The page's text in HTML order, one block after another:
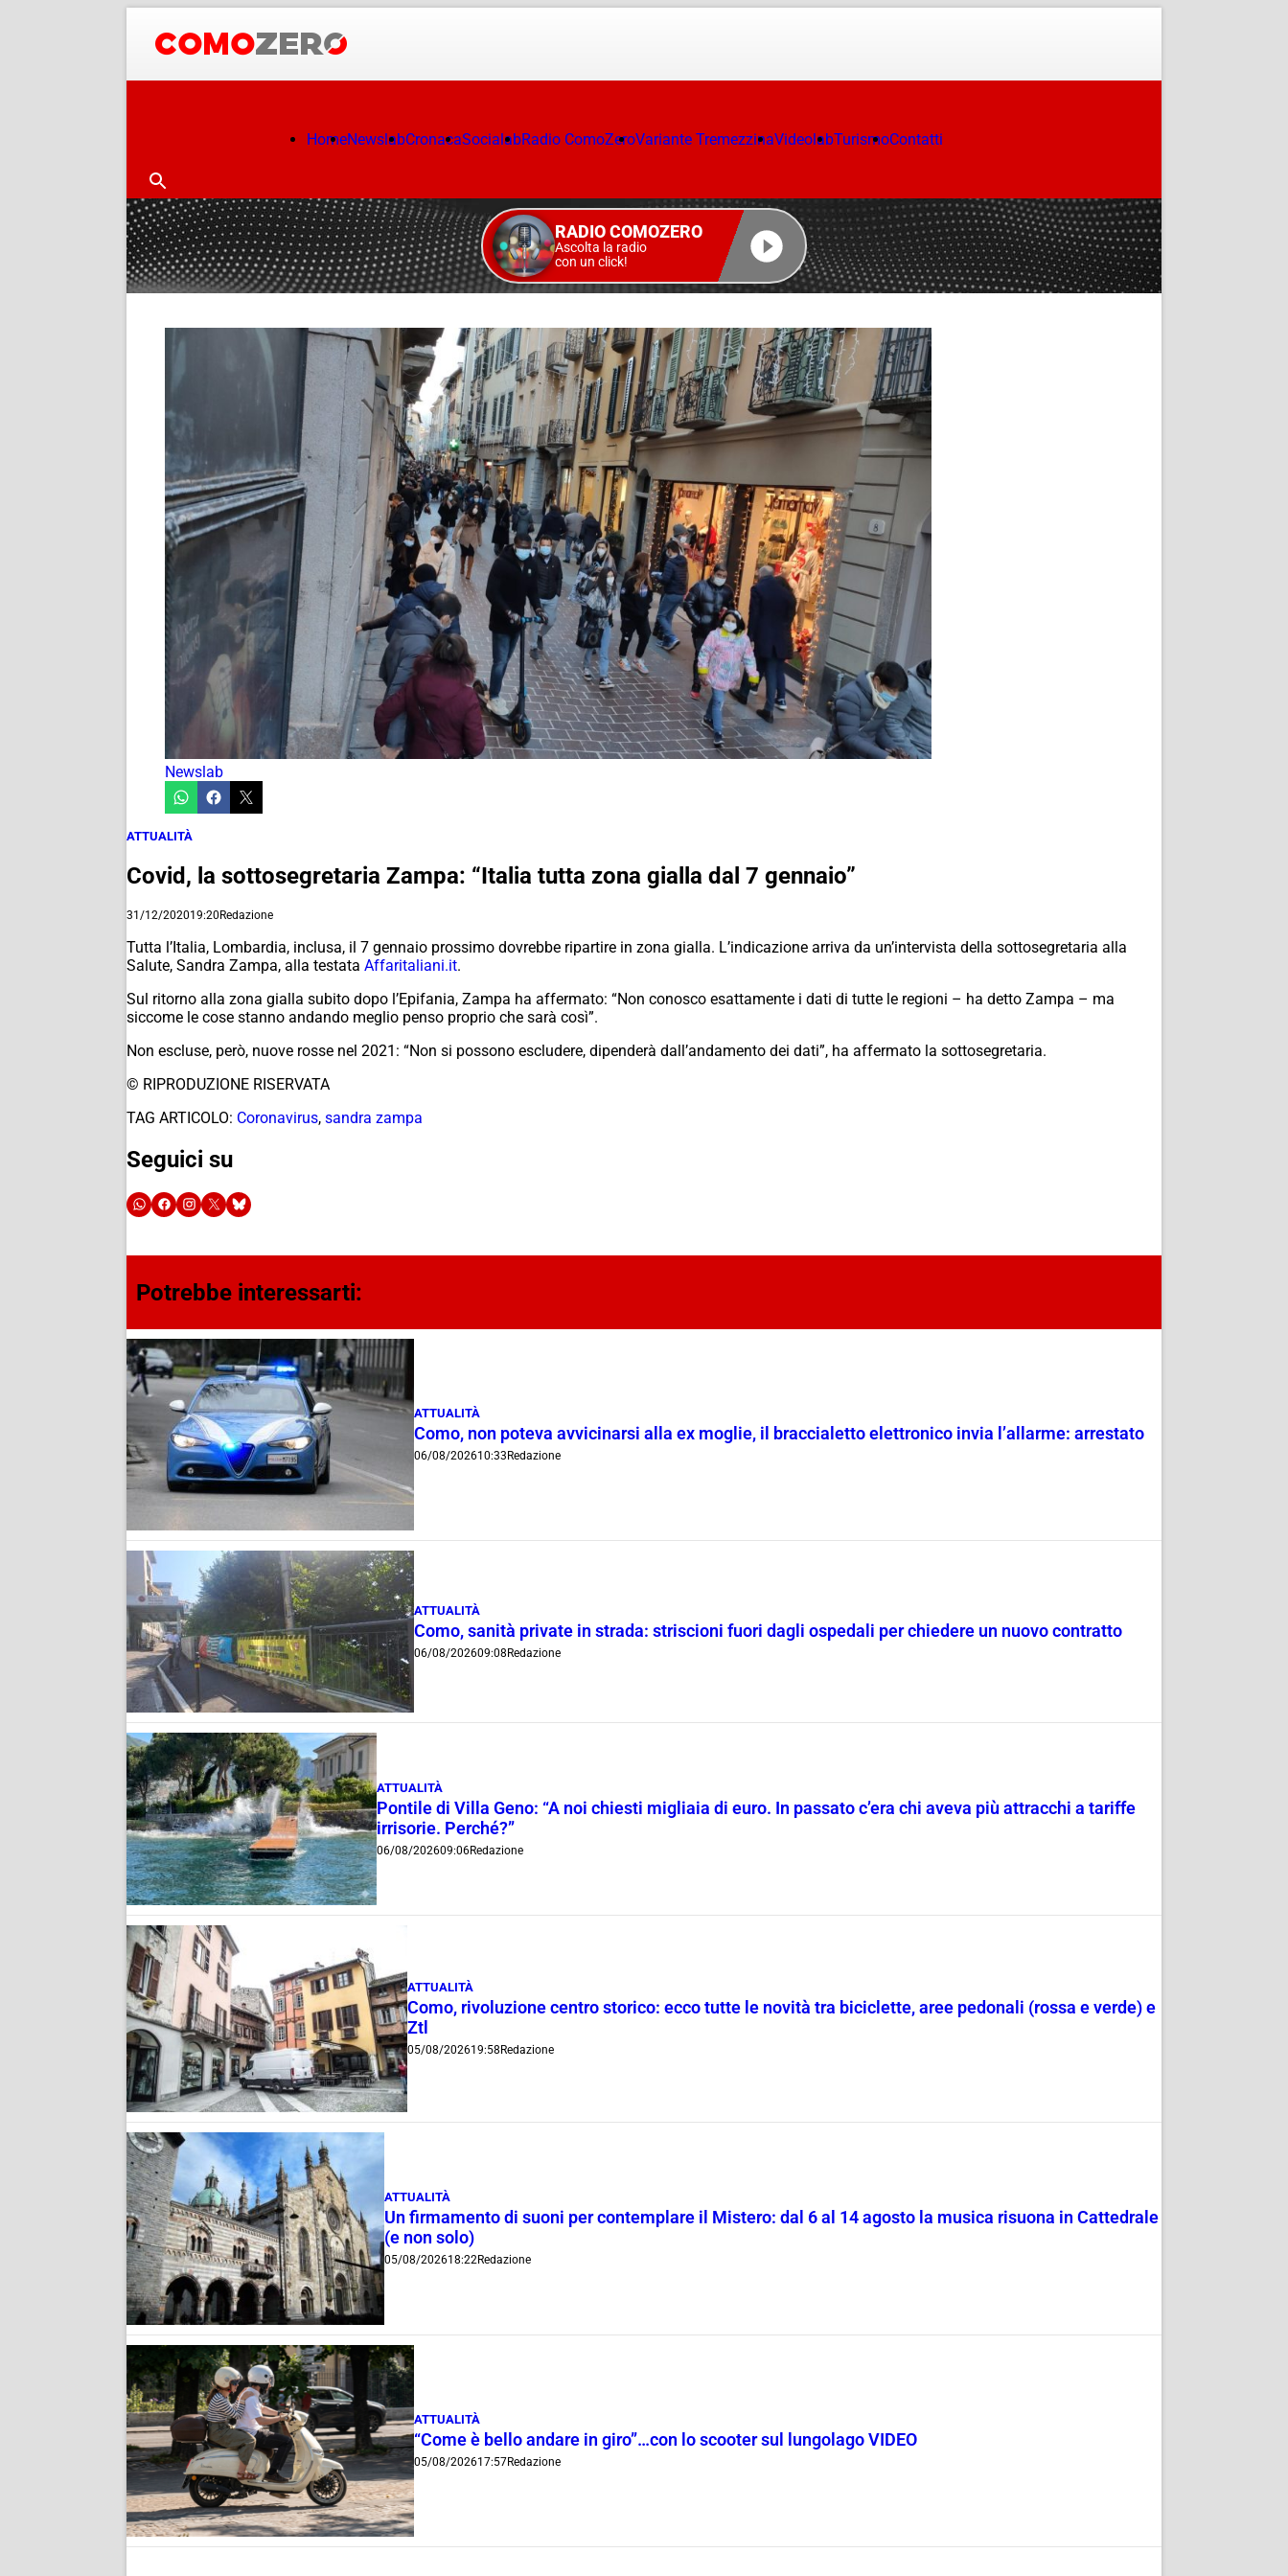
HomeNewslabCronacaSocialabRadio ComoZeroVariante TremezzinaVideolabTurismoContatti
RADIO COMOZERO
Ascolta la radio
con un click!
Newslab
ATTUALITÀ
Covid, la sottosegretaria Zampa: “Italia tutta zona gialla dal 7 gennaio”
31/12/202019:20Redazione
Tutta l’Italia, Lombardia, inclusa, il 7 gennaio prossimo dovrebbe ripartire in zona gialla. L’indicazione arriva da un’intervista della sottosegretaria alla
Salute, Sandra Zampa, alla testata Affaritaliani.it.
Sul ritorno alla zona gialla subito dopo l’Epifania, Zampa ha affermato: “Non conosco esattamente i dati di tutte le regioni – ha detto Zampa – ma
siccome le cose stanno andando meglio penso proprio che sarà così”.
Non escluse, però, nuove rosse nel 2021: “Non si possono escludere, dipenderà dall’andamento dei dati”, ha affermato la sottosegretaria.
© RIPRODUZIONE RISERVATA
TAG ARTICOLO: Coronavirus, sandra zampa
Seguici su
Potrebbe interessarti:
ATTUALITÀ
Como, non poteva avvicinarsi alla ex moglie, il braccialetto elettronico invia l’allarme: arrestato
06/08/202610:33 Redazione
ATTUALITÀ
Como, sanità private in strada: striscioni fuori dagli ospedali per chiedere un nuovo contratto
06/08/202609:08 Redazione
ATTUALITÀ
Pontile di Villa Geno: “A noi chiesti migliaia di euro. In passato c’era chi aveva più attracchi a tariffe
irrisorie. Perché?”
06/08/202609:06Redazione
ATTUALITÀ
Como, rivoluzione centro storico: ecco tutte le novità tra biciclette, aree pedonali (rossa e verde) e
Ztl
05/08/202619:58 Redazione
ATTUALITÀ
Un firmamento di suoni per contemplare il Mistero: dal 6 al 14 agosto la musica risuona in Cattedrale
(e non solo)
05/08/202618:22Redazione
ATTUALITÀ
“Come è bello andare in giro”…con lo scooter sul lungolago VIDEO
05/08/202617:57Redazione